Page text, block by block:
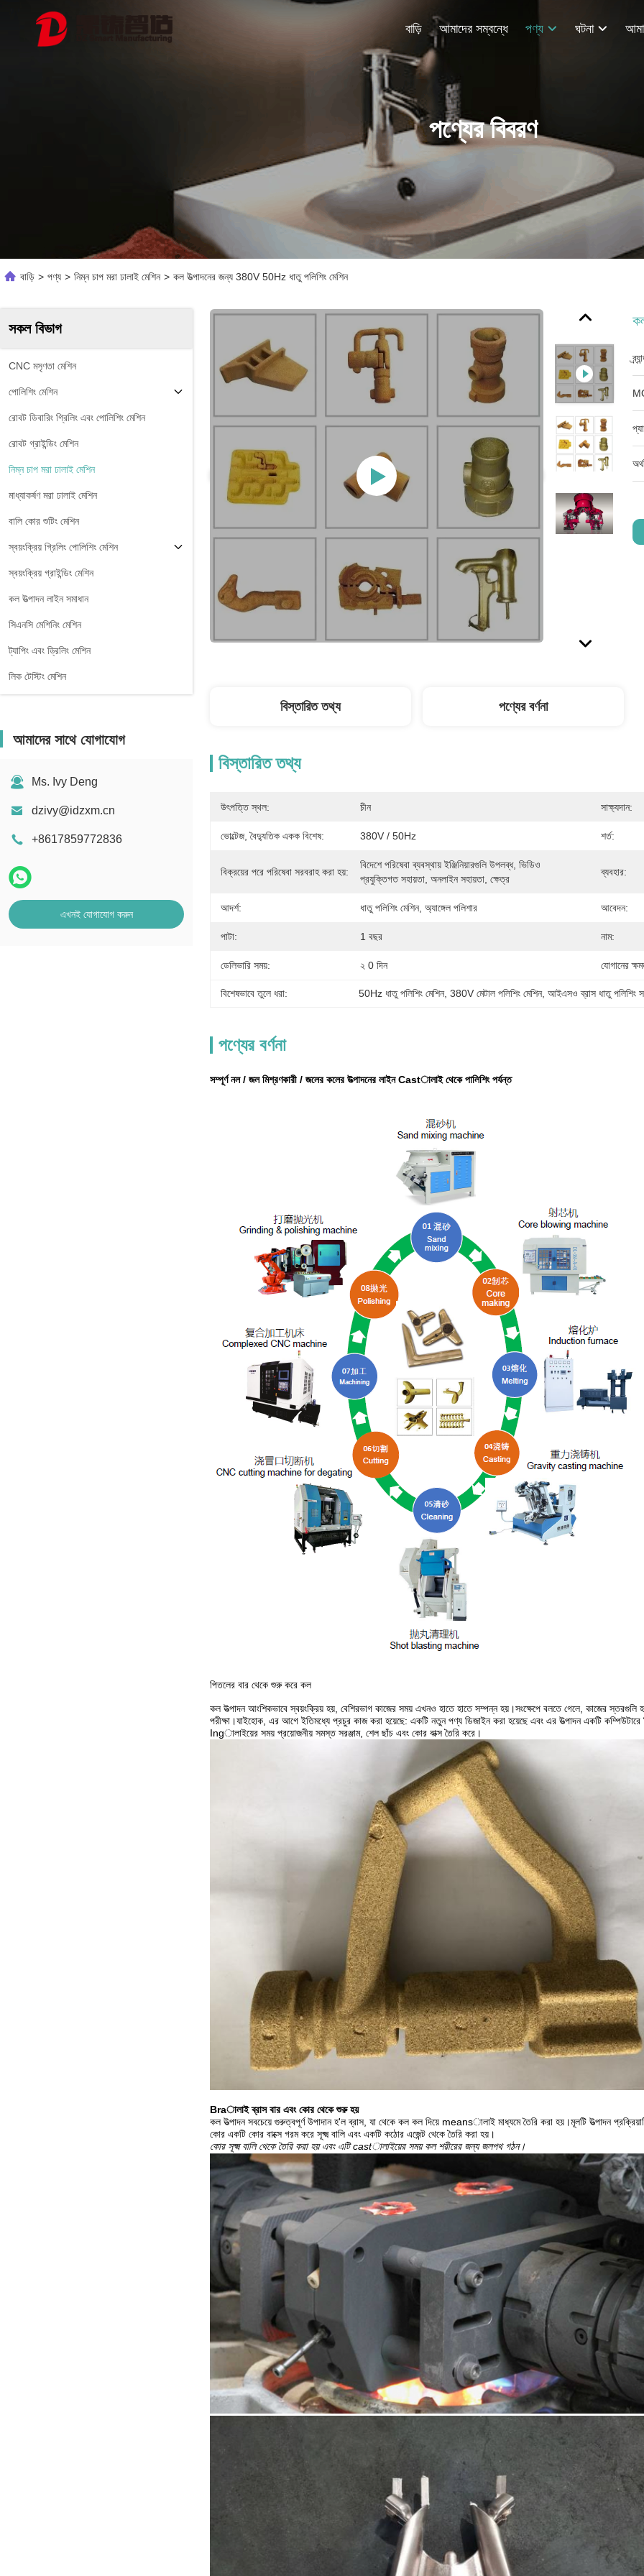
বাড়ি আমাদের সম্বন্ধে পণ্য ঘটনা
পণ্যের বিবরণ
বাড়ি > পণ্য > নিম্ন চাপ মরা ঢালাই মেশিন > কল উত্পাদনের জন্য 380V 50Hz ধাতু পলিশিং মেশিন
সকল বিভাগ
CNC মসৃণতা মেশিন
পোলিশিং মেশিন
রোবট ডিবারিং গ্রিলিং এবং পোলিশিং মেশিন
রোবট গ্রাইন্ডিং মেশিন
নিম্ন চাপ মরা ঢালাই মেশিন
মাধ্যাকর্ষণ মরা ঢালাই মেশিন
বালি কোর শুটিং মেশিন
স্বয়ংক্রিয় গ্রিলিং পোলিশিং মেশিন
স্বয়ংক্রিয় গ্রাইন্ডিং মেশিন
কল উত্পাদন লাইন সমাধান
সিএনসি মেশিনিং মেশিন
ট্যাপিং এবং ড্রিলিং মেশিন
লিক টেস্টিং মেশিন
আমাদের সাথে যোগাযোগ
Ms. Ivy Deng
dzivy@idzxm.cn
+8617859772836
এখনই যোগাযোগ করুন
বিস্তারিত তথ্য পণ্যের বর্ণনা
বিস্তারিত তথ্য
উৎপত্তি স্থল: চীন সাক্ষ্যদান:
ভোল্টেজ, বৈদ্যুতিক একক বিশেষ: 380V / 50Hz শর্ত:
বিক্রয়ের পরে পরিষেবা সরবরাহ করা হয়:
বিদেশে পরিষেবা ব্যবস্থায় ইঞ্জিনিয়ারগুলি উপলব্ধ, ভিডিও
প্রযুক্তিগত সহায়তা, অনলাইন সহায়তা, ক্ষেত্র
ব্যবহার:
আদর্শ: ধাতু পলিশিং মেশিন, অ্যাঙ্গেল পলিশার আবেদন:
পাটা: 1 বছর নাম:
ডেলিভারি সময়: ২ 0 দিন যোগানের
বিশেষভাবে তুলে ধরা: 50Hz ধাতু পলিশিং মেশিন, 380V মেটাল পলিশিং মেশিন, আইএসও ব্রাস ধাতু পলিশিং
পণ্যের বর্ণনা
সম্পূর্ণ নল / জল মিশ্রণকারী / জলের কলের উত্পাদনের লাইন Castালাই থেকে পালিশিং পর্যন্ত
পিতলের বার থেকে শুরু করে কল
কল উত্পাদন আংশিকভাবে স্বয়ংক্রিয় হয়, বেশিরভাগ কাজের সময় এখনও হাতে হাতে সম্পন্ন হয়।সংক্ষেপে বলতে গেলে, কাজের স্তরগুলি
পরীক্ষা।যাইহোক, এর আগে ইতিমধ্যে প্রচুর কাজ করা হয়েছে: একটি নতুন পণ্য ডিজাইন করা হয়েছে এবং এর উত্পাদন একটি কম্পিউটারে
Ingালাইয়ের সময় প্রয়োজনীয় সমস্ত সরঞ্জাম, শেল ছাঁচ এবং কোর বাক্স তৈরি করে।
Braালাই ব্রাস বার এবং কোর থেকে শুরু হয়
কল উত্পাদন সবচেয়ে গুরুত্বপূর্ণ উপাদান হ'ল ব্রাস, যা থেকে কল কল দিয়ে meansালাই মাধ্যমে তৈরি করা হয়।মূলটি উত্পাদন
কোর একটি কোর বাক্সে গরম করে সূক্ষ্ম বালি এবং একটি কঠোর এজেন্ট থেকে তৈরি করা হয়।
কোর সূক্ষ্ম বালি থেকে তৈরি করা হয় এবং এটি castালাইয়ের সময় কল শরীরের জন্য জলপথ গঠন।